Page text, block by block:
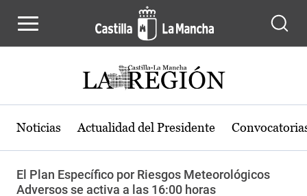
Noticias Actualidad del Presidente
El Plan Específico por Riesgos Meteorológicos
Adversos se activa a las 16:00 horas